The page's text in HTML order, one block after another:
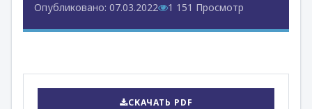
Опубликовано: 07.03.2022 1 151 Просмотр
СКАЧАТЬ PDF